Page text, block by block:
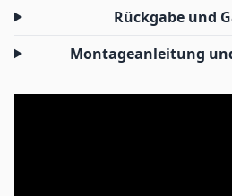
Rückgabe und
Montageanleitung